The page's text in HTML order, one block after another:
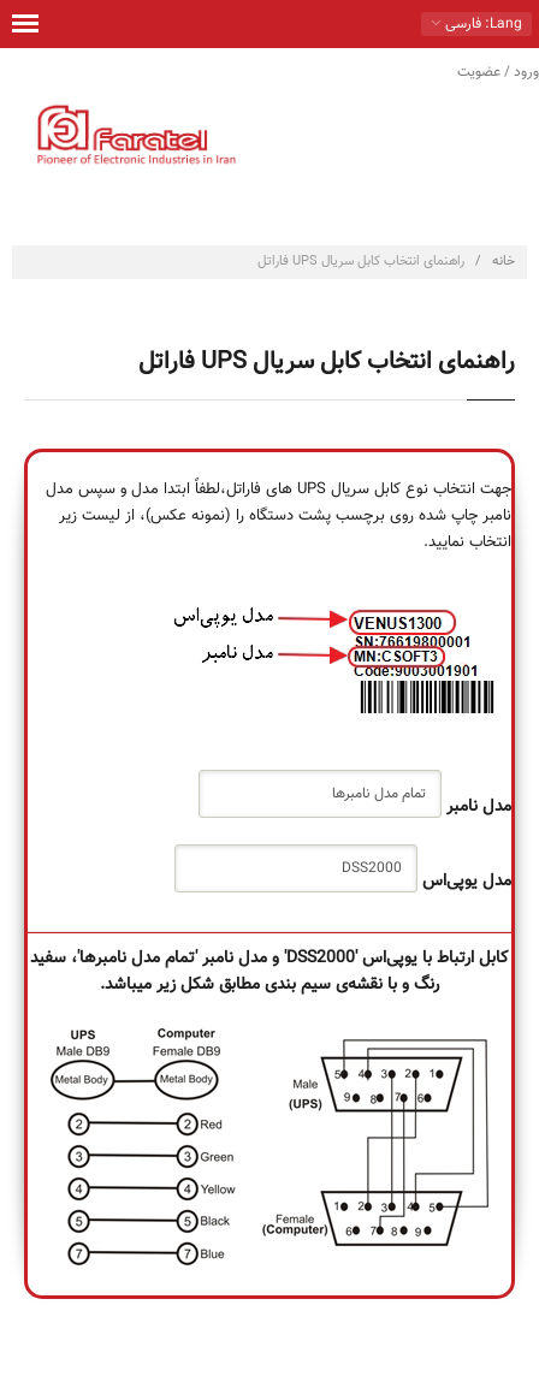
Lang: فارسی
ورود / عضویت
خانه
فروشگاه
خانه / راهنمای انتخاب کابل سریال UPS فاراتل
راهنمای انتخاب کابل سریال UPS فاراتل
جهت انتخاب نوع کابل سریال UPS های فاراتل،لطفاً ابتدا مدل و سپس مدل
نامبر چاپ شده روی برچسب پشت دستگاه را (نمونه عکس)، از لیست زیر
انتخاب نمایید.
مدل نامبر
مدل یوپی‌اس
کابل ارتباط با یوپی‌اس 'DSS2000' و مدل نامبر 'تمام مدل نامبرها'، سفید
رنگ و با نقشه‌ی سیم بندی مطابق شکل زیر می‏باشد.